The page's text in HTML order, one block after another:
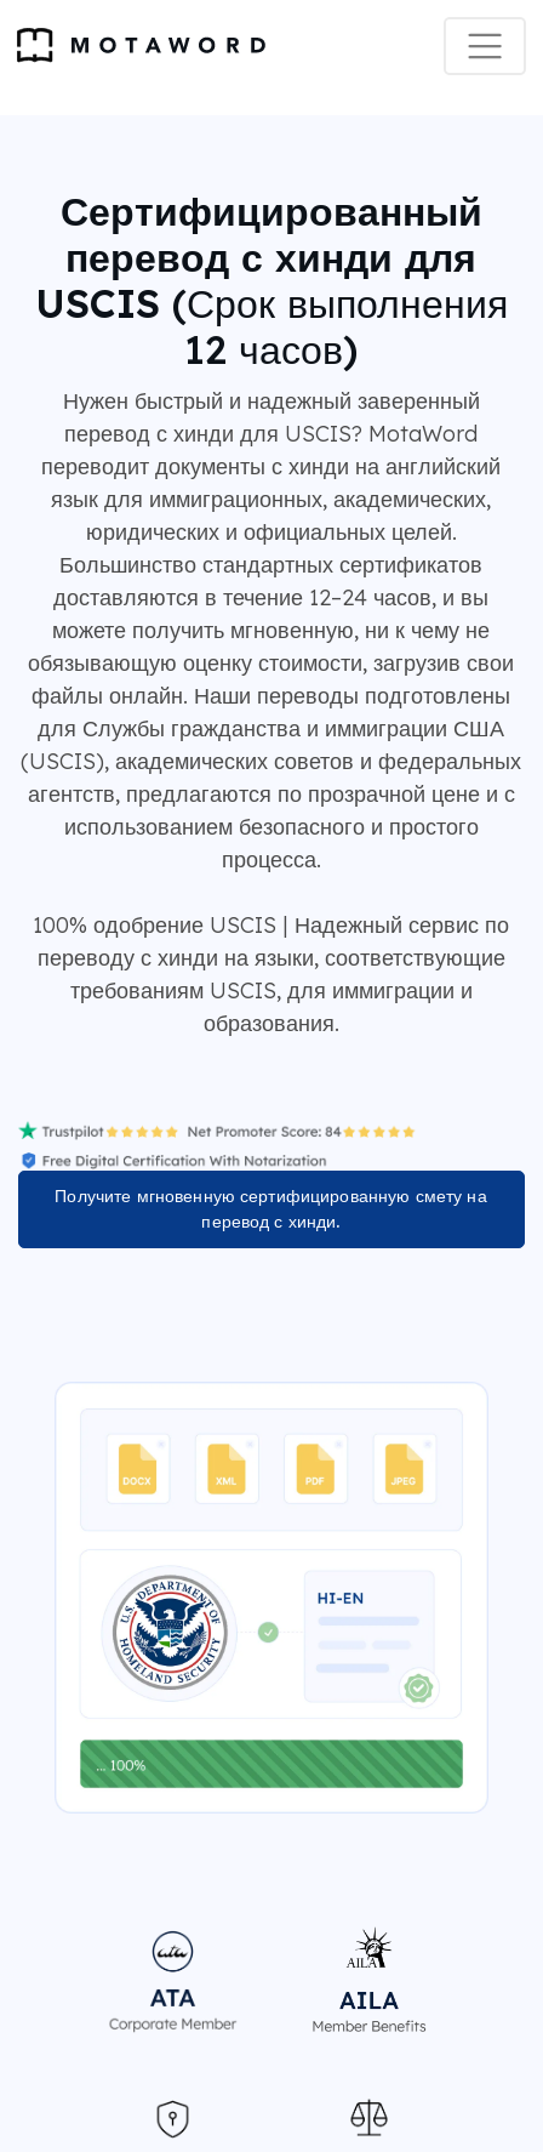
Сертифицированный
перевод с хинди для
USCIS (Срок выполнения
12 часов)
Нужен быстрый и надежный заверенный
перевод с хинди для USCIS? MotaWord
переводит документы с хинди на английский
язык для иммиграционных, академических,
юридических и официальных целей.
Большинство стандартных сертификатов
доставляются в течение 12–24 часов, и вы
можете получить мгновенную, ни к чему не
обязывающую оценку стоимости, загрузив свои
файлы онлайн. Наши переводы подготовлены
для Службы гражданства и иммиграции США
(USCIS), академических советов и федеральных
агентств, предлагаются по прозрачной цене и с
использованием безопасного и простого
процесса.
100% одобрение USCIS | Надежный сервис по
переводу с хинди на языки, соответствующие
требованиям USCIS, для иммиграции и
образования.
Получите мгновенную сертифицированную смету на
перевод с хинди.